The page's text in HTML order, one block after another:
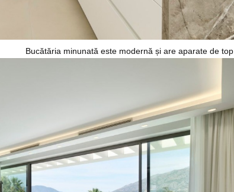
Bucătăria minunată este modernă și are aparate de top